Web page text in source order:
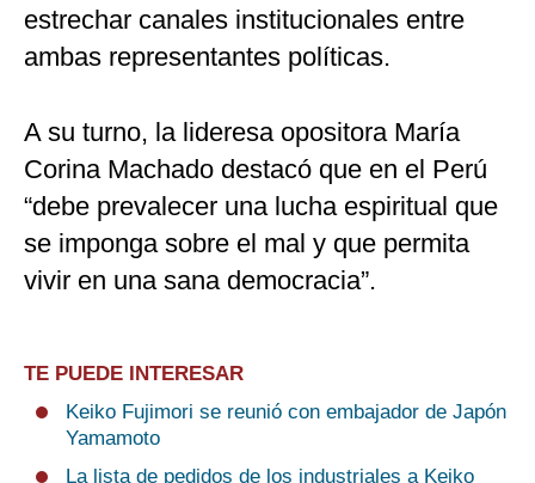
estrechar canales institucionales entre
ambas representantes políticas.
A su turno, la lideresa opositora María
Corina Machado destacó que en el Perú
“debe prevalecer una lucha espiritual que
se imponga sobre el mal y que permita
vivir en una sana democracia”.
TE PUEDE INTERESAR
Keiko Fujimori se reunió con embajador de Japón
Yamamoto
La lista de pedidos de los industriales a Keiko